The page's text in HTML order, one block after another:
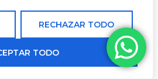
RECHAZAR TODO
TODO